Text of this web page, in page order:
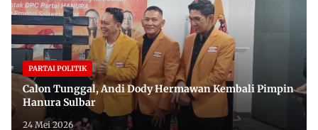
PARTAI POLITIK
Calon Tunggal, Andi Dody Hermawan Kembali Pimpin
Hanura Sulbar
24 Mei 2026